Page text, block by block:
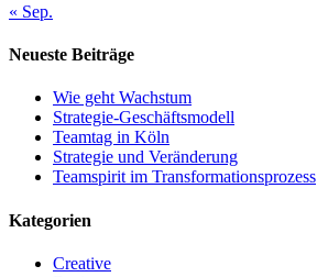
« Sep.
Neueste Beiträge
Wie geht Wachstum
Strategie-Geschäftsmodell
Teamtag in Köln
Strategie und Veränderung
Teamspirit im Transformationsprozess
Kategorien
Creative